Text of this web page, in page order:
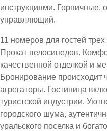
инструкциями. Горничные,
управляющий.
11 номеров для гостей
Прокат велосипедов.
качественной отделкой и
Бронирование происходит
агрегаторы. Гостиница
туристской индустрии.
городского шума,
уральского поселка и